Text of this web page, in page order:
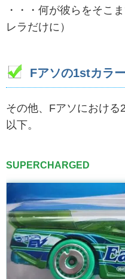
・・・何が彼らをそこ
レラだけに）
Fアソの1stカラ
その他、Fアソにおける
以下。
SUPERCHARGED